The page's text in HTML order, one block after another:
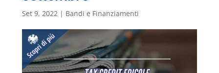
Set 9, 2022| Bandi e Finanziamenti